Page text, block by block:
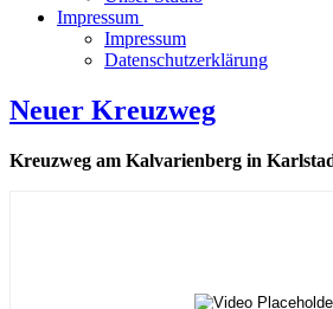
Impressum
Impressum
Datenschutzerklärung
Neuer Kreuzweg
Kreuzweg am Kalvarienberg in